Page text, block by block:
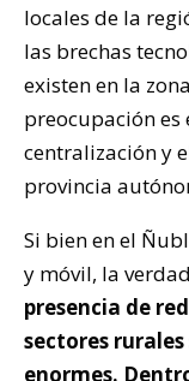
locales de la
las brechas
existen en la
preocupación
centralización y
provincia
Si bien en el
y móvil, la
presencia de
sectores
enormes.